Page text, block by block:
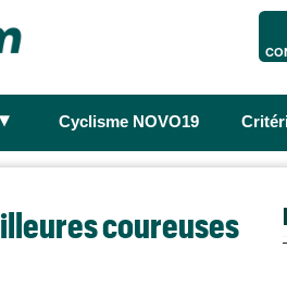
► Cyclisme NOVO19
coureuses